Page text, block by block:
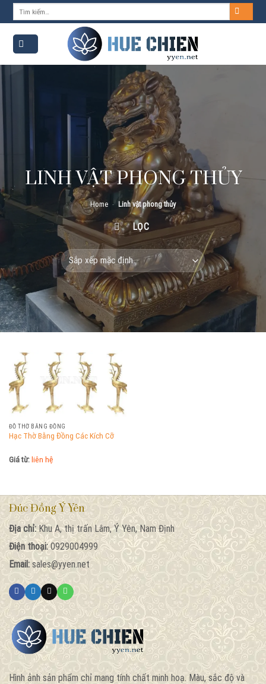
Skip
to
content
Tìm
kiếm:
LINH VẬT PHONG THỦY
Home - Linh vật phong thủy
LỌC
ĐỒ THỜ BẰNG ĐỒNG
Hạc Thờ Bằng Đồng Các Kích Cỡ
Giá từ:liên hệ
Đúc Đồng Ý Yên
Địa chỉ:Khu A, thị trấn Lâm, Ý Yên, Nam Định
Điện thoại:0929004999
Email: sales@yyen.net
Hình ảnh sản phẩm chỉ mang tính chất minh hoạ. Màu, sắc độ và